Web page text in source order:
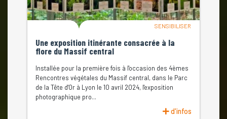
SENSIBILISER
Une exposition itinérante consacrée à la
flore du Massif central
Installée pour la première fois à l'occasion des 4èmes
Rencontres végétales du Massif central, dans le Parc
de la Tête d'Or à Lyon le 10 avril 2024, l'exposition
photographique pro...
d'infos